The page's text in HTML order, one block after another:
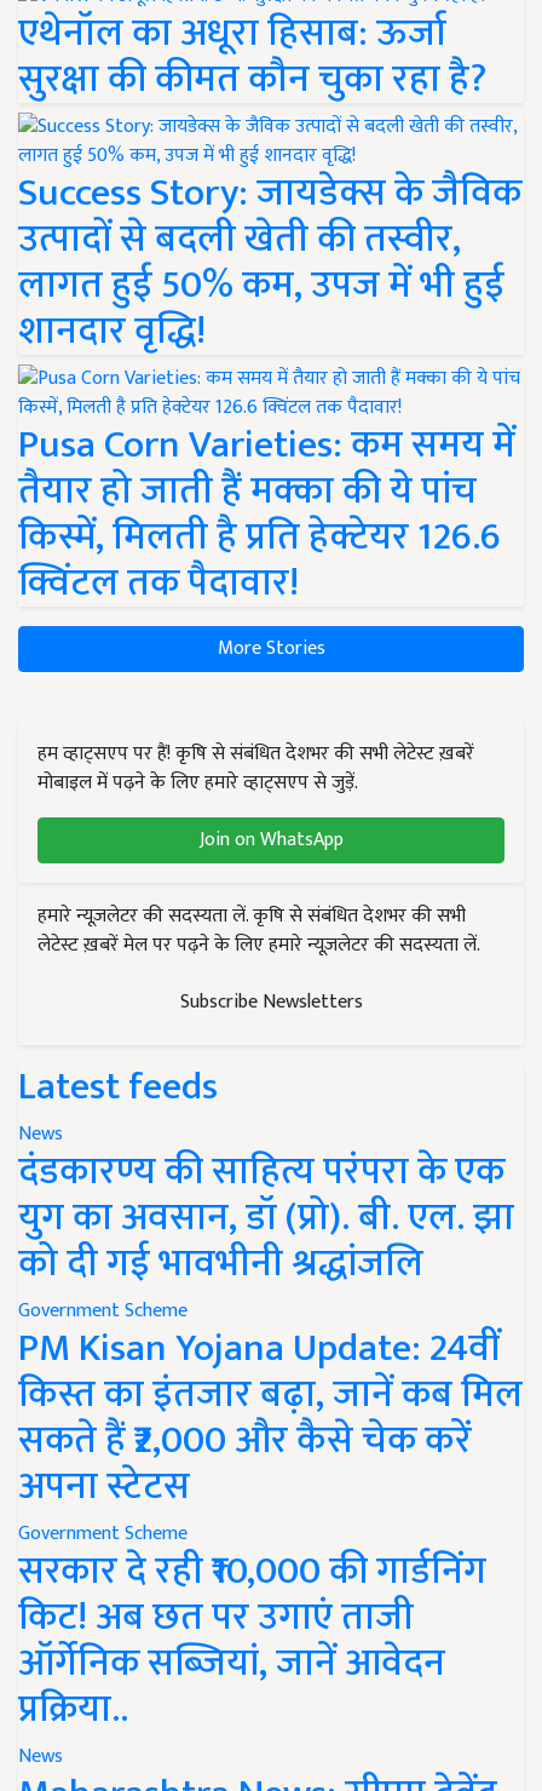
एथेनॉल का अधूरा हिसाब: ऊर्जा
सुरक्षा की कीमत कौन चुका रहा है?
Success Story: जायडेक्स के जैविक
उत्पादों से बदली खेती की तस्वीर,
लागत हुई 50% कम, उपज में भी हुई
शानदार वृद्धि!
Pusa Corn Varieties: कम समय में
तैयार हो जाती हैं मक्का की ये पांच
किस्में, मिलती है प्रति हेक्टेयर 126.6
क्विंटल तक पैदावार!
More Stories
हम व्हाट्सएप पर हैं! कृषि से संबंधित देशभर की सभी लेटेस्ट ख़बरें
मोबाइल में पढ़ने के लिए हमारे व्हाट्सएप से जुड़ें.
Join on WhatsApp
हमारे न्यूज़लेटर की सदस्यता लें. कृषि से संबंधित देशभर की सभी
लेटेस्ट ख़बरें मेल पर पढ़ने के लिए हमारे न्यूज़लेटर की सदस्यता लें.
Subscribe Newsletters
Latest feeds
News
दंडकारण्य की साहित्य परंपरा के एक
युग का अवसान, डॉ (प्रो). बी. एल. झा
को दी गई भावभीनी श्रद्धांजलि
Government Scheme
PM Kisan Yojana Update: 24वीं
किस्त का इंतजार बढ़ा, जानें कब मिल
सकते हैं ₹2,000 और कैसे चेक करें
अपना स्टेटस
Government Scheme
सरकार दे रही ₹10,000 की गार्डनिंग
किट! अब छत पर उगाएं ताजी
ऑर्गेनिक सब्जियां, जानें आवेदन
प्रक्रिया..
News